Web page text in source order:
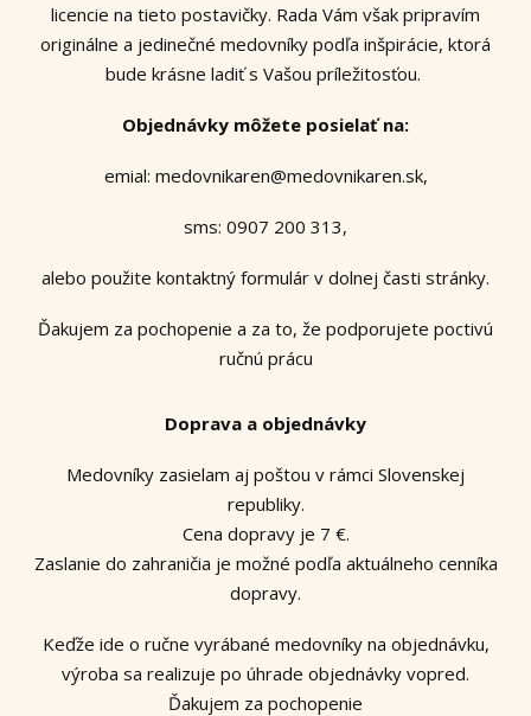
licencie na tieto postavičky. Rada Vám však pripravím
originálne a jedinečné medovníky podľa inšpirácie, ktorá
bude krásne ladiť s Vašou príležitosťou.
Objednávky môžete posielať na:
emial: medovnikaren@medovnikaren.sk,
sms: 0907 200 313,
alebo použite kontaktný formulár v dolnej časti stránky.
Ďakujem za pochopenie a za to, že podporujete poctivú
ručnú prácu
Doprava a objednávky
Medovníky zasielam aj poštou v rámci Slovenskej
republiky.
Cena dopravy je 7 €.
Zaslanie do zahraničia je možné podľa aktuálneho cenníka
dopravy.
Keďže ide o ručne vyrábané medovníky na objednávku,
výroba sa realizuje po úhrade objednávky vopred.
Ďakujem za pochopenie